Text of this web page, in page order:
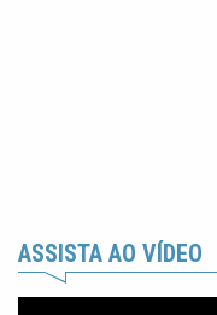
ASSISTA AO VÍDEO